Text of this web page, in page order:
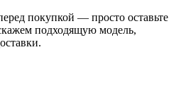
покупкой — просто оставьте
подходящую модель,